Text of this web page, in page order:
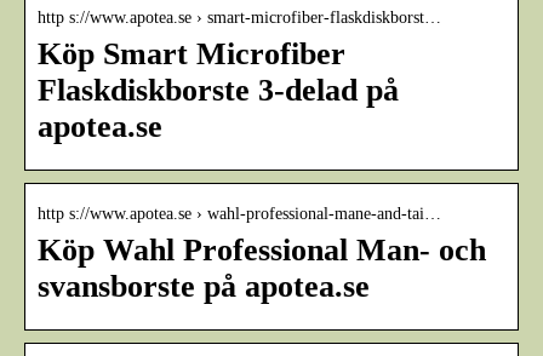
http s://www.apotea.se › smart-microfiber-flaskdiskborst…
Köp Smart Microfiber
Flaskdiskborste 3-delad på
apotea.se
http s://www.apotea.se › wahl-professional-mane-and-tai…
Köp Wahl Professional Man- och
svansborste på apotea.se